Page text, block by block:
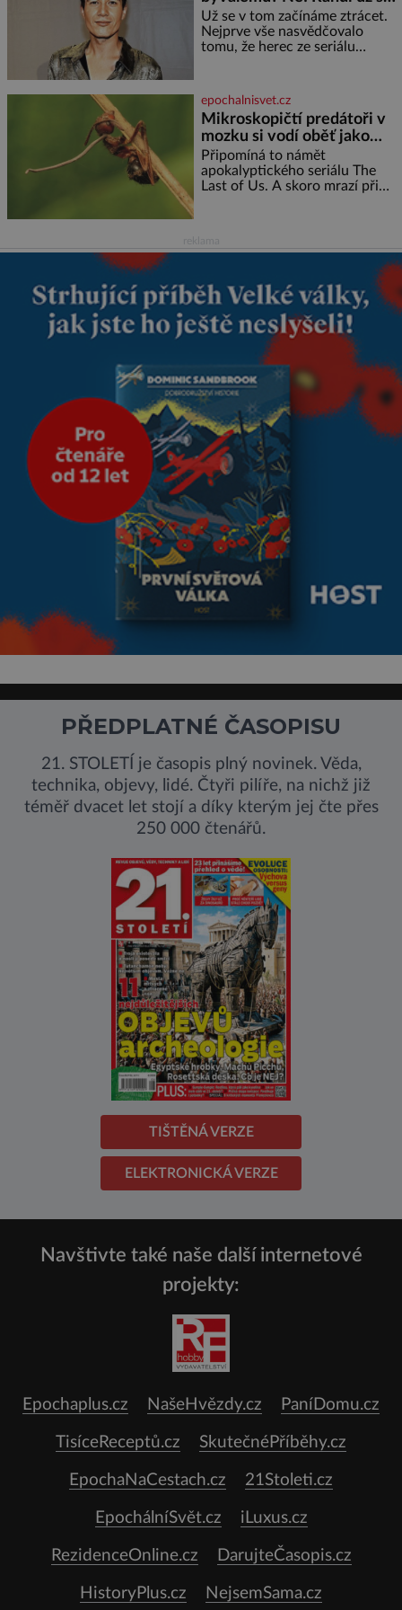
sebevědomé a prosperující
židovské komunity. Brněnská
Velká synagoga byla slavnostně
jiným!
Už se v tom začínáme ztrácet.
Nejprve vše nasvědčovalo
tomu, že herec ze seriálu
ředitelem školy Jiřím
Vymětalem (43) vrátí ke svému
bývalému p
epochalnisvet.cz
Mikroskopičtí predátoři v
mozku si vodí oběť jako
loutku
Připomíná to námět
apokalyptického seriálu The
Last of Us. A skoro mrazí při
že predátor dokáže ovládat jen
jednodušší živočichy, než je
člověk. Najít skutečné zombie
není nic nemožného ani v naší
přírodě.
PŘEDPLATNÉ ČASOPISU
21. STOLETÍ je časopis plný novinek. Věda,
technika, objevy, lidé. Čtyři pilíře, na nichž již
téměř dvacet let stojí a díky kterým jej čte přes
250 000 čtenářů.
TIŠTĚNÁ VERZE
ELEKTRONICKÁ VERZE
Navštivte také naše další internetové
projekty:
Epochaplus.cz NašeHvězdy.cz PaníDomu.cz
TisíceReceptů.cz SkutečnéPříběhy.cz
EpochaNaCestach.cz 21Stoleti.cz
EpochálníSvět.cz iLuxus.cz
RezidenceOnline.cz DarujteČasopis.cz
HistoryPlus.cz NejsemSama.cz